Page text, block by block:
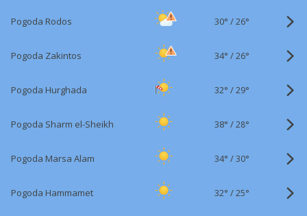
Pogoda Rodos 30° /26°
Pogoda Zakintos 34° /26°
Pogoda Hurghada 32° /29°
Pogoda Sharm el-Sheikh 38° /28°
Pogoda Marsa Alam 34° /30°
Pogoda Hammamet 32° /25°